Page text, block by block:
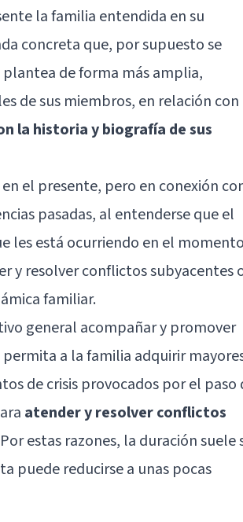
la familia entendida en su
concreta que, por supuesto se
de forma más amplia,
de sus miembros, en relación con
la historia y biografía de sus
el presente, pero en conexión
pasadas, al entenderse que el
les está ocurriendo en el momento
y resolver conflictos subyacentes
familiar.
general acompañar y promover
a la familia adquirir
de crisis provocados por el paso
atender y resolver conflictos
estas razones, la duración suele
puede reducirse a unas pocas